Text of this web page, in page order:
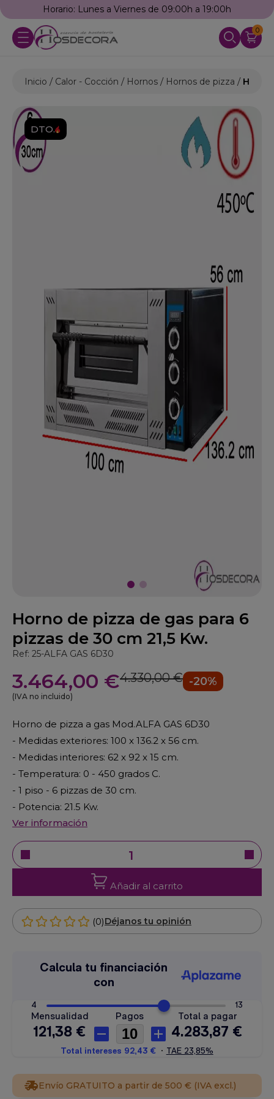
Horario: Lunes a Viernes de 09:00h a 19:00h
0
Inicio Calor - Cocción Hornos Hornos de pizza Horno
DTO.
Horno de pizza de gas para 6
pizzas de 30 cm 21,5 Kw.
Ref: 25-ALFA GAS 6D30
3.464,00 €4.330,00 € -20%
(IVA no incluido)
Horno de pizza a gas Mod.ALFA GAS 6D30
- Medidas exteriores: 100 x 136.2 x 56 cm.
- Medidas interiores: 62 x 92 x 15 cm.
- Temperatura: 0 - 450 grados C.
- 1 piso - 6 pizzas de 30 cm.
- Potencia: 21.5 Kw.
Ver información
Añadir al carrito
(0)Déjanos tu opinión
Envío GRATUITO a partir de 500 € (IVA excl.)